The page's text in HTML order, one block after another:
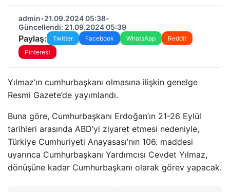
admin•21.09.2024 05:38•
Güncellendi: 21.09.2024 05:39
Paylaş: Twitter Facebook WhatsApp
Reddit
Pinterest
Yılmaz’ın cumhurbaşkanı olmasına ilişkin genelge
Resmi Gazete’de yayımlandı.
Buna göre, Cumhurbaşkanı Erdoğan’ın 21-26 Eylül
tarihleri ​​arasında ABD’yi ziyaret etmesi nedeniyle,
Türkiye Cumhuriyeti Anayasası’nın 106. maddesi
uyarınca Cumhurbaşkanı Yardımcısı Cevdet Yılmaz,
dönüşüne kadar Cumhurbaşkanı olarak görev yapacak.